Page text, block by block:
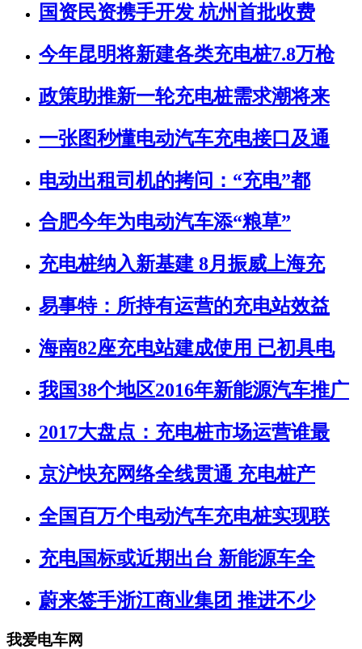
国资民资携手开发 杭州首批收费
今年昆明将新建各类充电桩7.8万枪
政策助推新一轮充电桩需求潮将来
一张图秒懂电动汽车充电接口及通
电动出租司机的拷问：“充电”都
合肥今年为电动汽车添“粮草”
充电桩纳入新基建 8月振威上海充
易事特：所持有运营的充电站效益
海南82座充电站建成使用 已初具电
我国38个地区2016年新能源汽车推广
2017大盘点：充电桩市场运营谁最
京沪快充网络全线贯通 充电桩产
全国百万个电动汽车充电桩实现联
充电国标或近期出台 新能源车全
蔚来签手浙江商业集团 推进不少
我爱电车网